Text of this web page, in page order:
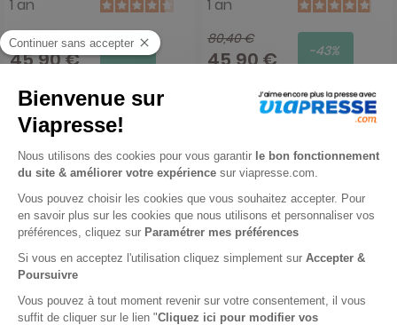
1 an
80,40 €
45,90 € -43%
Ajouter au panier
1 an
80,40 €
45,90 € -43%
Ajouter au panier